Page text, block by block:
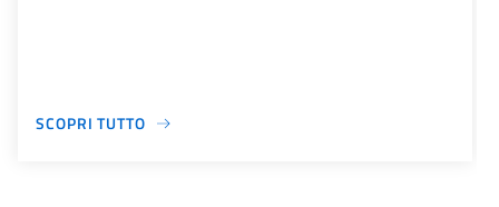
SCOPRI TUTTO